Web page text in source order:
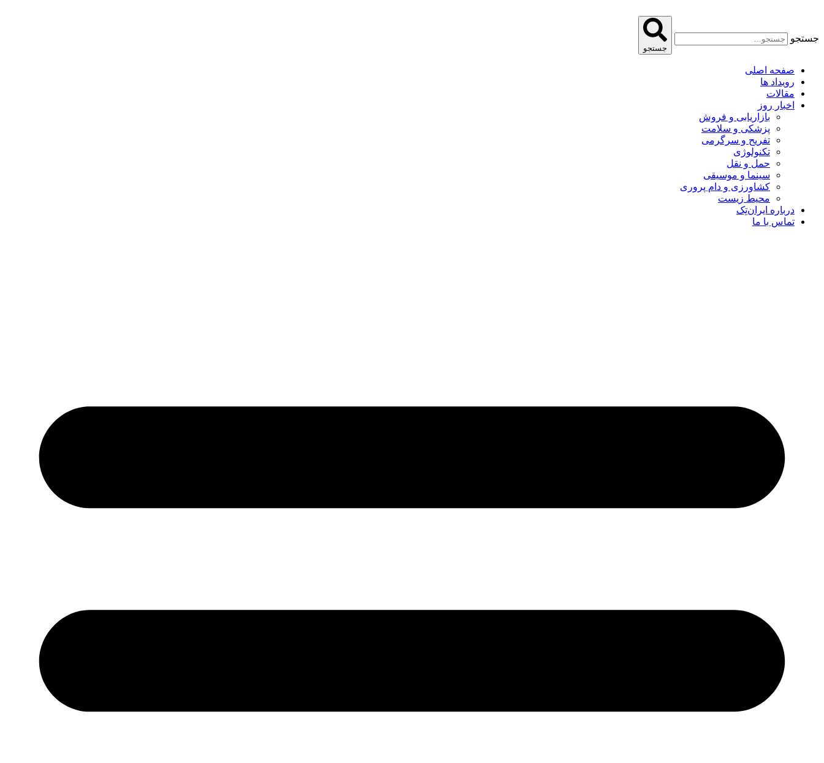
جستجو
جستجو
صفحه اصلی
رویداد ها
مقالات
اخبار روز
بازاریابی و فروش
پزشکی و سلامت
تفریح و سرگرمی
تکنولوژی
حمل و نقل
سینما و موسیقی
کشاورزی و دام پروری
محیط زیست
درباره ایران‌تِک
تماس با ما